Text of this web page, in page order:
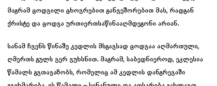
მაგრამ ცოდვილი ცხოვრებით განვეშორებით მას, რადგან
ქრისტე და ცოდვა ურთიერთსაწინააღმდეგონი არიან.
სანამ ჩვენს წინაშე კედლის მსგავსად ცოდვაა აღმართული,
ღმერთს გულს ვერ ვუხსნით. მაგრამ, საბედნიეროდ, ეკლესია
წამალს გვთავაზობს, რომელიც ამ კედლის დანგრევაში